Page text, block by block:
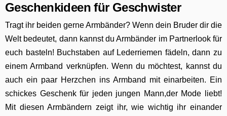
Geschenkideen für Geschwister
Tragt ihr beiden gerne Armbänder? Wenn dein Bruder dir die
Welt bedeutet, dann kannst du Armbänder im Partnerlook für
euch basteln! Buchstaben auf Lederriemen fädeln, dann zu
einem Armband verknüpfen. Wenn du möchtest, kannst du
auch ein paar Herzchen ins Armband mit einarbeiten. Ein
schickes Geschenk für jeden jungen Mann,der Mode liebt!
Mit diesen Armbändern zeigt ihr, wie wichtig ihr einander